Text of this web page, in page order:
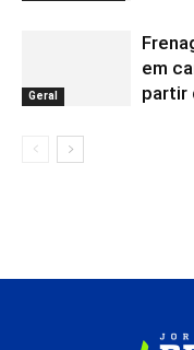
Geral
em
partir